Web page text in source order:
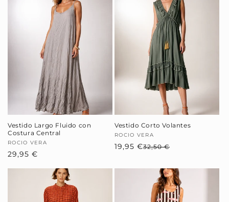
Vestido Largo Fluido con
Costura Central
Proveedor:
ROCIO VERA
Precio
29,95 €
Vestido Corto Volantes
Proveedor:
ROCIO VERA
32,50 €
oferta
19,95 €